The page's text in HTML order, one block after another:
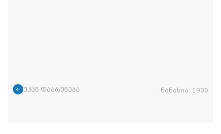
უკან დაბრუნება ნანახია: 1900